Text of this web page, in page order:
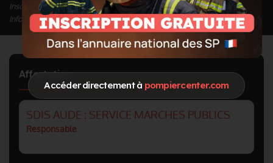
Accéder directement à pompiercenter.com
Inscrit depuis le 01/03/2021 à 16:09
Informations mises à jour le 20/07/2023 à 12:45
Affectation
SDIS AUDE : SERVICE MARCHES PUBLICS
Responsable